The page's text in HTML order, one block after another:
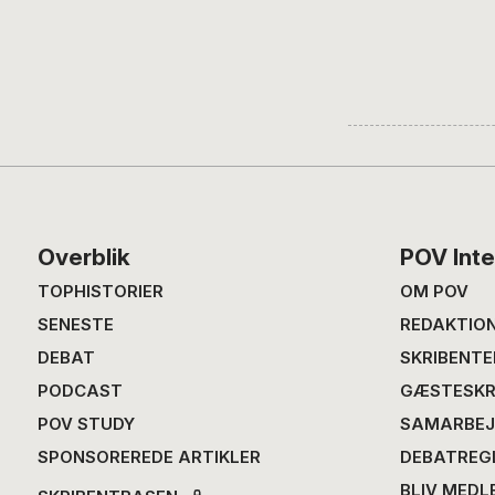
Footer
Overblik
TOPHISTORIER
SENESTE
DEBAT
PODCAST
POV STUDY
SPONSOREREDE ARTIKLER
POV
OM POV
BLIV